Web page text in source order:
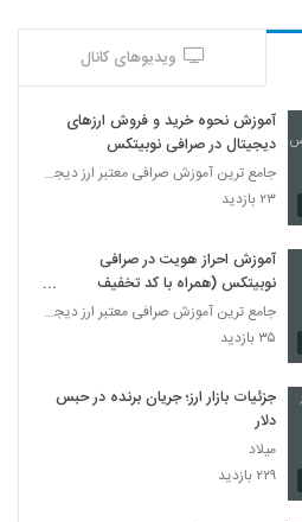
ویدیوهای کانال
آموزش نحوه خرید و فروش ارزهای
دیجیتال در صرافی نوبیتکس
جامع ترین آموزش صرافی معتبر ارز دیجیتال نوبیتکس
۲۳ بازدید
آموزش احراز هویت در صرافی
نوبیتکس (همراه با کد تخفیف
90082)
جامع ترین آموزش صرافی معتبر ارز دیجیتال نوبیتکس
۳۵ بازدید
جزئیات بازار ارز؛ جریان برنده در حبس
دلار
میلاد
۲۲۹ بازدید